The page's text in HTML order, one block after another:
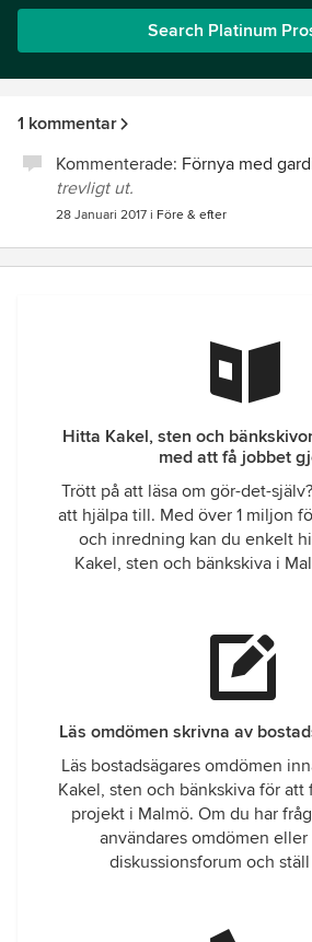
Search Platinum
1 kommentar
Kommenterade: Förnya med
trevligt ut.
28 Januari 2017 i Före & efter
Hitta Kakel, sten och
med att få jobbet
Trött på att läsa om gör-det-
att hjälpa till. Med över 1 miljon
och inredning kan du enkelt
Kakel, sten och bänkskiva i
Läs omdömen skrivna av
Läs bostadsägares omdömen
Kakel, sten och bänkskiva för
projekt i Malmö. Om du har
användares omdömen
diskussionsforum och